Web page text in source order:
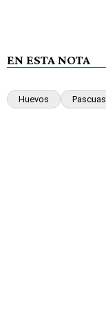
EN ESTA NOTA
Huevos Pascuas